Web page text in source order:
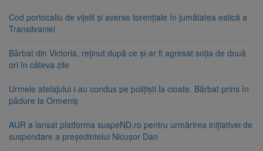
Cod portocaliu de vijelii și averse torențiale în jumătatea estică a
Transilvaniei
Bărbat din Victoria, reținut după ce și-ar fi agresat soția de două
ori în câteva zile
Urmele atelajului i-au condus pe polițiști la cioate. Bărbat prins în
pădure la Ormeniș
AUR a lansat platforma suspeND.ro pentru urmărirea inițiativei de
suspendare a președintelui Nicușor Dan